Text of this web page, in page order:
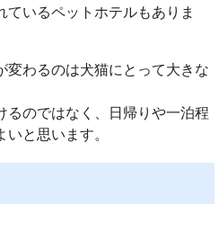
いるペットホテルもありま
変わるのは犬猫にとって大きな
るのではなく、日帰りや一泊程
と思います。